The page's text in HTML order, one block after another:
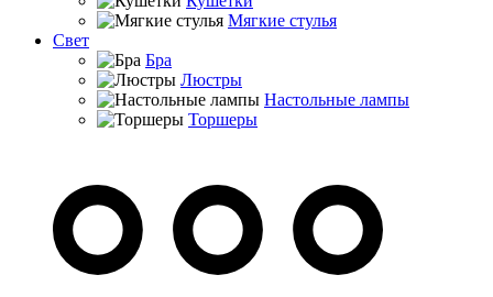
Мягкие стулья
Свет
Бра
Люстры
Настольные лампы
Торшеры